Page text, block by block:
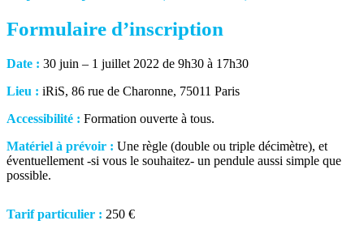
Formulaire d’inscription
Date : 30 juin – 1 juillet 2022 de 9h30 à 17h30
Lieu : iRiS, 86 rue de Charonne, 75011 Paris
Accessibilité : Formation ouverte à tous.
Matériel à prévoir : Une règle (double ou triple décimètre), et
éventuellement -si vous le souhaitez- un pendule aussi simple que
possible.
Tarif particulier : 250 €